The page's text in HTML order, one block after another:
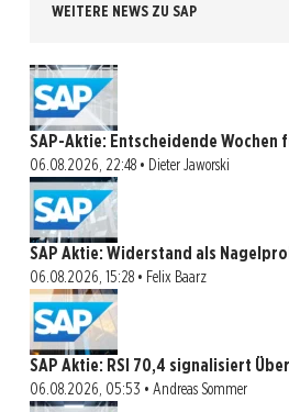
WEITERE NEWS ZU SAP
SAP-Aktie: Entscheidende Wochen
06.08.2026, 22:48 • Dieter Jaworski
SAP Aktie: Widerstand als
06.08.2026, 15:28 • Felix Baarz
SAP Aktie: RSI 70,4 signalisiert
06.08.2026, 05:53 • Andreas Sommer